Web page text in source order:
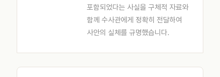
포함되었다는 사실을 구체적 자료와
함께 수사관에게 정확히 전달하여
사안의 실체를 규명했습니다.